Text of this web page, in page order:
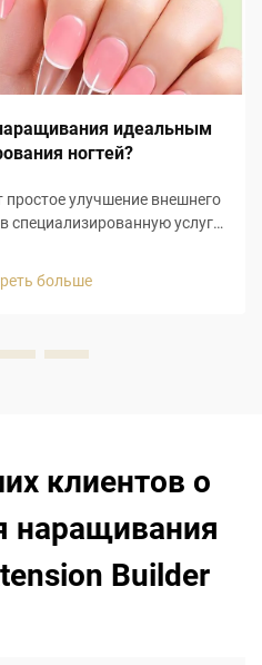
идеальным
ногтей?
улучшение внешнего
специализированную услугу,
ногтей. Некоторые из
больше
клиентов о
наращивания
Builder